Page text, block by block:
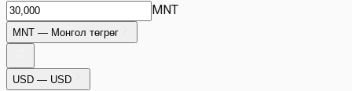
MNT
MNT — Монгол төгрөг
USD — USD